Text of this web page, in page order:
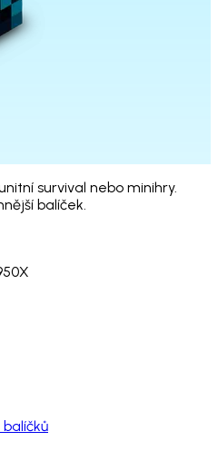
survival nebo minihry.
balíček.